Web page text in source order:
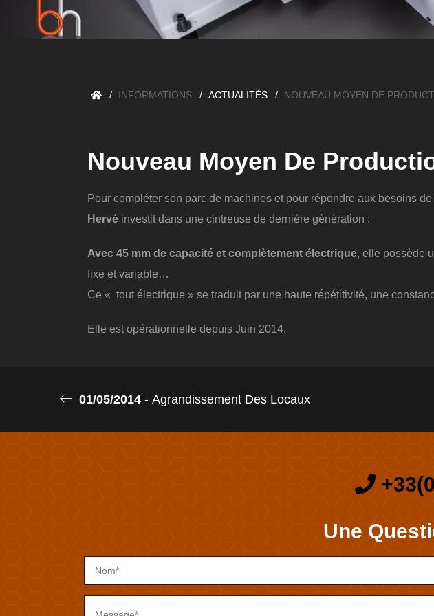
INFORMATIONS ACTUALITÉS NOUVEAU MOYEN DE
Nouveau Moyen De
Pour compléter son parc de machines et pour répondre aux besoins
Hervé investit dans une cintreuse de dernière génération :
Avec 45 mm de capacité et complètement électrique, elle possède
fixe et variable…
Ce « tout électrique » se traduit par une haute répétitivité, une
Elle est opérationnelle depuis Juin 2014.
01/05/2014 - Agrandissement Des Locaux
Une